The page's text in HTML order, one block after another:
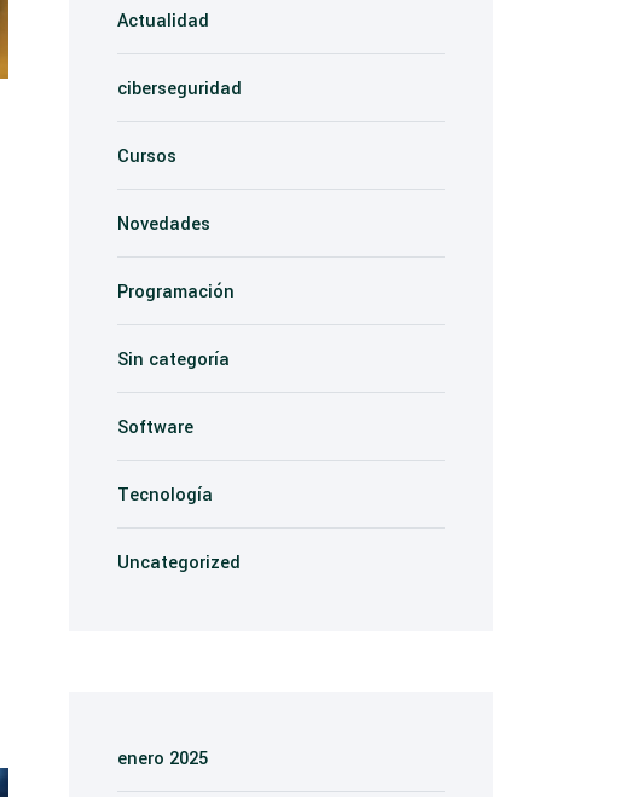
Actualidad
ciberseguridad
Cursos
Novedades
Programación
Sin categoría
Software
Tecnología
Uncategorized
enero 2025